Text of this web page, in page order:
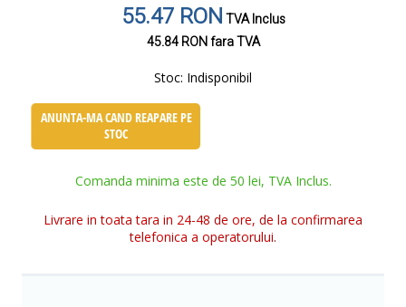
55.47 RONTVA Inclus
45.84 RONfara TVA
Stoc: Indisponibil
ANUNTA-MA CAND REAPARE PE
STOC
Comanda minima este de 50 lei, TVA Inclus.
Livrare in toata tara in 24-48 de ore, de la confirmarea
telefonica a operatorului.